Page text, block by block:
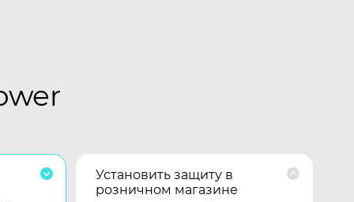
Установить защиту в
розничном магазине